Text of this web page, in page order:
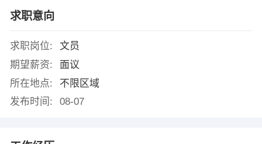
求职意向
求职岗位:
文员
期望薪资:
面议
所在地点:
不限区域
发布时间:
08-07